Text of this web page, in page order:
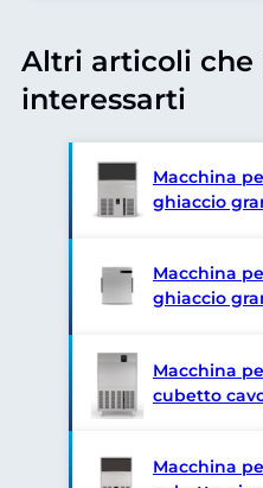
Altri articoli che
interessarti
Macchina
ghiaccio
Macchina
ghiaccio
Macchina
cubetto
Macchina